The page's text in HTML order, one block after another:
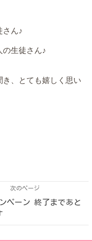
さん♪
生徒さん♪
、とても嬉しく思い
次のページ
ペーン 終了まであと